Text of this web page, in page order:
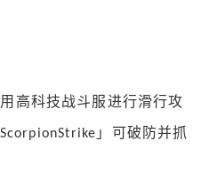
高科技战斗服进行滑行攻
ScorpionStrike 」可破防并抓